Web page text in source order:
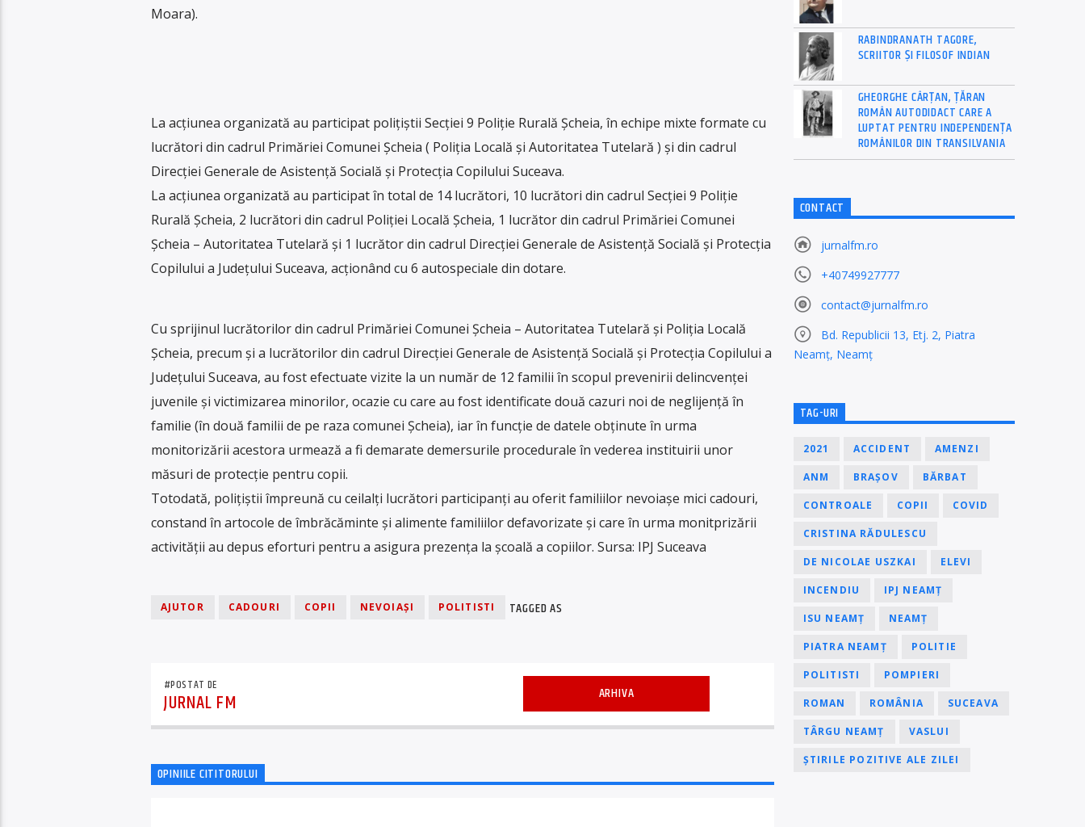
Moara).
La acțiunea organizată au participat polițiștii Secției 9 Poliție Rurală Șcheia, în echipe mixte formate cu
lucrători din cadrul Primăriei Comunei Șcheia ( Poliția Locală și Autoritatea Tutelară ) și din cadrul
Direcției Generale de Asistență Socială și Protecția Copilului Suceava.
La acțiunea organizată au participat în total de 14 lucrători, 10 lucrători din cadrul Secției 9 Poliție
Rurală Șcheia, 2 lucrători din cadrul Poliției Locală Șcheia, 1 lucrător din cadrul Primăriei Comunei
Șcheia – Autoritatea Tutelară și 1 lucrător din cadrul Direcției Generale de Asistență Socială și Protecția
Copilului a Județului Suceava, acționând cu 6 autospeciale din dotare.
Cu sprijinul lucrătorilor din cadrul Primăriei Comunei Șcheia – Autoritatea Tutelară și Poliția Locală
Șcheia, precum și a lucrătorilor din cadrul Direcției Generale de Asistență Socială și Protecția Copilului a
Județului Suceava, au fost efectuate vizite la un număr de 12 familii în scopul prevenirii delincvenței
juvenile și victimizarea minorilor, ocazie cu care au fost identificate două cazuri noi de neglijență în
familie (în două familii de pe raza comunei Șcheia), iar în funcție de datele obținute în urma
monitorizării acestora urmează a fi demarate demersurile procedurale în vederea instituirii unor
măsuri de protecție pentru copii.
Totodată, polițiștii împreună cu ceilalți lucrători participanți au oferit familiilor nevoiașe mici cadouri,
constand în artocole de îmbrăcăminte și alimente familiilor defavorizate și care în urma monitprizării
activității au depus eforturi pentru a asigura prezența la școală a copiilor. Sursa: IPJ Suceava
TAGGED AS
AJUTOR CADOURI COPII NEVOIAȘI POLITISTI
#POSTAT DE
JURNAL FM ARHIVA
OPINIILE CITITORULUI
RABINDRANATH TAGORE,
SCRIITOR ȘI FILOSOF INDIAN
GHEORGHE CÂRȚAN, ŢĂRAN
ROMÂN AUTODIDACT CARE A
LUPTAT PENTRU INDEPENDENȚA
ROMÂNILOR DIN TRANSILVANIA
CONTACT
jurnalfm.ro
+40749927777
contact@jurnalfm.ro
Bd. Republicii 13, Etj. 2, Piatra
Neamț, Neamț
TAG-URI
2021 ACCIDENT AMENZI
ANM BRAȘOV BĂRBAT
CONTROALE COPII COVID
CRISTINA RĂDULESCU
DE NICOLAE USZKAI ELEVI
INCENDIU IPJ NEAMȚ
ISU NEAMȚ NEAMȚ
PIATRA NEAMȚ POLITIE
POLITISTI POMPIERI
ROMAN ROMÂNIA SUCEAVA
TÂRGU NEAMȚ VASLUI
ȘTIRILE POZITIVE ALE ZILEI